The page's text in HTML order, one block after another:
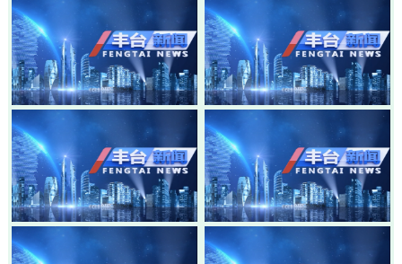
20260805-丰台新闻
20260803-丰台新闻